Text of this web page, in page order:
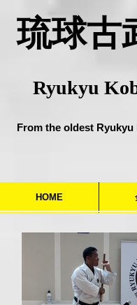
琉球古
Ryukyu
From the oldest
HOME